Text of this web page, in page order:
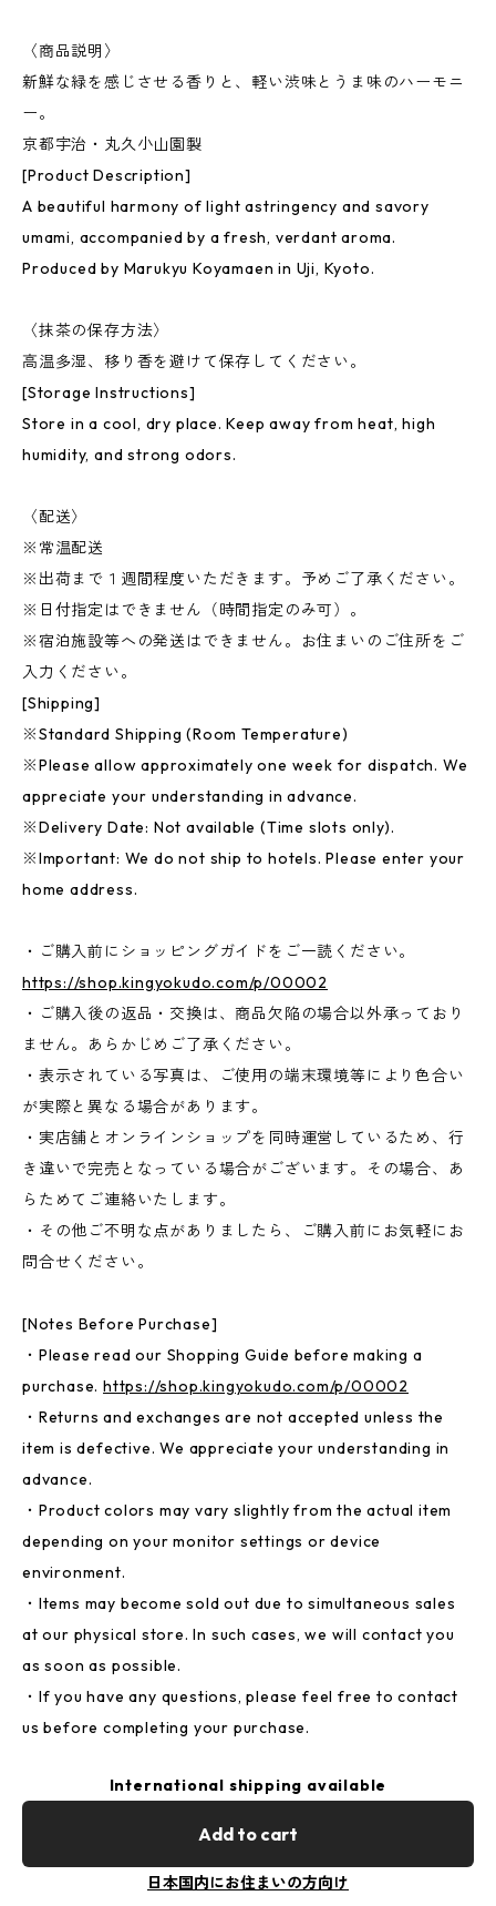
〈商品説明〉
新鮮な緑を感じさせる香りと、軽い渋味とうま味のハーモニ
ー。
京都宇治・丸久小山園製
[Product Description]
A beautiful harmony of light astringency and savory
umami, accompanied by a fresh, verdant aroma.
Produced by Marukyu Koyamaen in Uji, Kyoto.
〈抹茶の保存方法〉
高温多湿、移り香を避けて保存してください。
[Storage Instructions]
Store in a cool, dry place. Keep away from heat, high
humidity, and strong odors.
〈配送〉
※常温配送
※出荷まで１週間程度いただきます。予めご了承ください。
※日付指定はできません（時間指定のみ可）。
※宿泊施設等への発送はできません。お住まいのご住所をご
入力ください。
[Shipping]
※Standard Shipping (Room Temperature)
※Please allow approximately one week for dispatch. We
appreciate your understanding in advance.
※Delivery Date: Not available (Time slots only).
※Important: We do not ship to hotels. Please enter your
home address.
・ご購入前にショッピングガイドをご一読ください。
https://shop.kingyokudo.com/p/00002
・ご購入後の返品・交換は、商品欠陥の場合以外承っており
ません。あらかじめご了承ください。
・表示されている写真は、ご使用の端末環境等により色合い
が実際と異なる場合があります。
・実店舗とオンラインショップを同時運営しているため、行
き違いで完売となっている場合がございます。その場合、あ
らためてご連絡いたします。
・その他ご不明な点がありましたら、ご購入前にお気軽にお
問合せください。
[Notes Before Purchase]
・Please read our Shopping Guide before making a
purchase.https://shop.kingyokudo.com/p/00002
・Returns and exchanges are not accepted unless the
item is defective. We appreciate your understanding in
advance.
・Product colors may vary slightly from the actual item
depending on your monitor settings or device
environment.
・Items may become sold out due to simultaneous sales
at our physical store. In such cases, we will contact you
as soon as possible.
・If you have any questions, please feel free to contact
us before completing your purchase.
International shipping available
Add to cart
日本国内にお住まいの方向け